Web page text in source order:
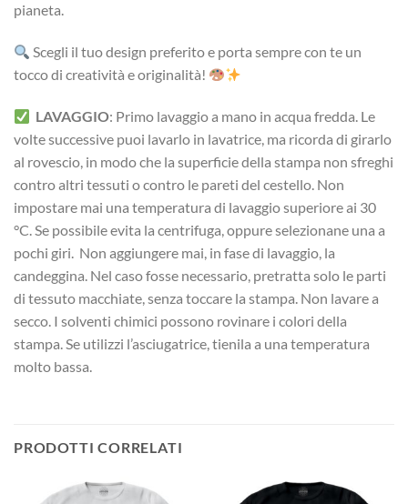
pianeta.
Scegli il tuo design preferito e porta sempre con te un
tocco di creatività e originalità!
LAVAGGIO: Primo lavaggio a mano in acqua fredda. Le
volte successive puoi lavarlo in lavatrice, ma ricorda di girarlo
al rovescio, in modo che la superficie della stampa non sfreghi
contro altri tessuti o contro le pareti del cestello. Non
impostare mai una temperatura di lavaggio superiore ai 30
°C. Se possibile evita la centrifuga, oppure selezionane una a
pochi giri. Non aggiungere mai, in fase di lavaggio, la
candeggina. Nel caso fosse necessario, pretratta solo le parti
di tessuto macchiate, senza toccare la stampa. Non lavare a
secco. I solventi chimici possono rovinare i colori della
stampa. Se utilizzi l’asciugatrice, tienila a una temperatura
molto bassa.
PRODOTTI CORRELATI